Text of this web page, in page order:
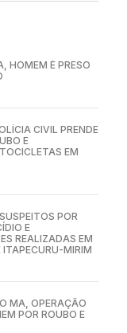
HOMEM É PRESO
CIVIL PRENDE
E
EM
POR
E
REALIZADAS EM
ITAPECURU-MIRIM
MA, OPERAÇÃO
POR ROUBO E